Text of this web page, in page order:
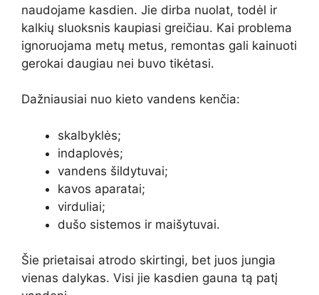
naudojame kasdien. Jie dirba nuolat, todėl ir
kalkių sluoksnis kaupiasi greičiau. Kai problema
ignoruojama metų metus, remontas gali kainuoti
gerokai daugiau nei buvo tikėtasi.
Dažniausiai nuo kieto vandens kenčia:
skalbyklės;
indaplovės;
vandens šildytuvai;
kavos aparatai;
virduliai;
dušo sistemos ir maišytuvai.
Šie prietaisai atrodo skirtingi, bet juos jungia
vienas dalykas. Visi jie kasdien gauna tą patį